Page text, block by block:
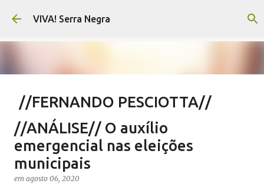
Pular para o conteúdo principal
VIVA! Serra Negra
//FERNANDO PESCIOTTA//
Encurtando caminho
em FERNANDO PESCIOTTA
NOTÍCIAS SERRA NEGRA VIVA! SERRA NEGRA
0
//ANÁLISE// O auxílio
emergencial nas eleições
municipais
em agosto 06, 2020